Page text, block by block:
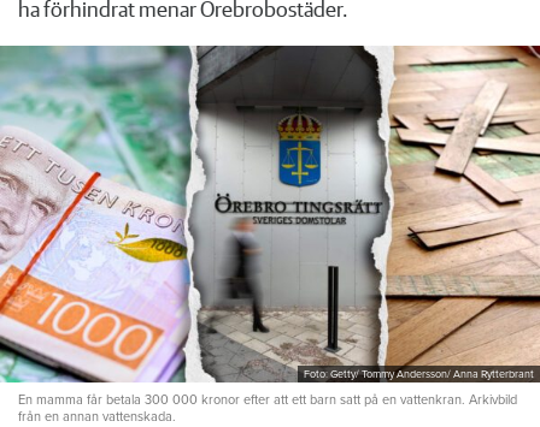
ha förhindrat menar Örebrobostäder.
Foto: Getty/ Tommy Andersson/ Anna Rytterbrant
En mamma får betala 300 000 kronor efter att ett barn satt på en vattenkran. Arkivbild
från en annan vattenskada.